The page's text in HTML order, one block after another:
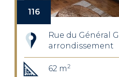
116
Rue du Général
arrondissement
62 m2